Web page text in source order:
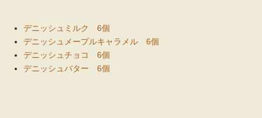
デニッシュミルク 6個
デニッシュメープルキャラメル 6個
デニッシュチョコ 6個
デニッシュバター 6個